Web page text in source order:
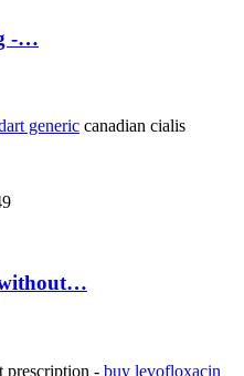
-…
generic canadian cialis
prescription - buy levofloxacin